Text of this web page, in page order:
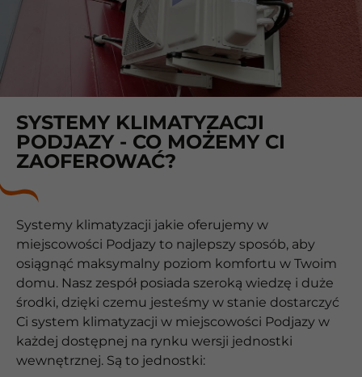
SYSTEMY KLIMATYZACJI
PODJAZY - CO MOŻEMY CI
ZAOFEROWAĆ?
Systemy klimatyzacji jakie oferujemy w
miejscowości Podjazy to najlepszy sposób, aby
osiągnąć maksymalny poziom komfortu w Twoim
domu. Nasz zespół posiada szeroką wiedzę i duże
środki, dzięki czemu jesteśmy w stanie dostarczyć
Ci system klimatyzacji w miejscowości Podjazy w
każdej dostępnej na rynku wersji jednostki
wewnętrznej. Są to jednostki: